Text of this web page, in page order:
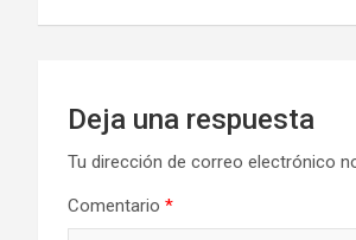
entradas
Deja una respuesta
Tu dirección de correo electrónico
Comentario *